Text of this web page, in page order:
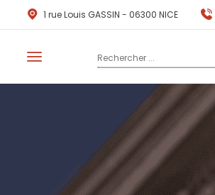
1 rue Louis GASSIN - 06300 NICE